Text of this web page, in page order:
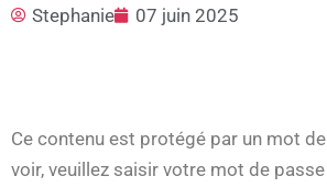
Stephanie 07 juin 2025
Ce contenu est protégé par un mot
voir, veuillez saisir votre mot de